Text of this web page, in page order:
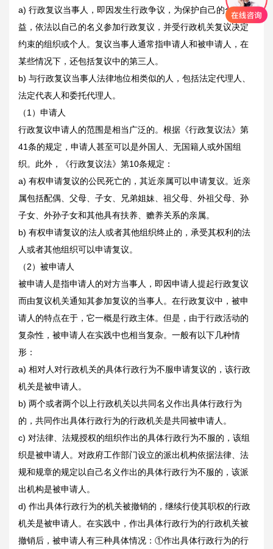
a) 行政复议当事人，即因发生行政争议，为保护自己的合法权
益，依法以自己的名义参加行政复议，并受行政机关复议决定
约束的组织或个人。复议当事人通常指申请人和被申请人，在
某些情况下，还包括复议中的第三人。
b) 与行政复议当事人法律地位相类似的人，包括法定代理人、
法定代表人和委托代理人。
（1）申请人
行政复议申请人的范围是相当广泛的。根据《行政复议法》第
41条的规定，申请人甚至可以是外国人、无国籍人或外国组
织。此外，《行政复议法》第10条规定：
a) 有权申请复议的公民死亡的，其近亲属可以申请复议。近亲
属包括配偶、父母、子女、兄弟姐妹、祖父母、外祖父母、孙
子女、外孙子女和其他具有扶养、赡养关系的亲属。
b) 有权申请复议的法人或者其他组织终止的，承受其权利的法
人或者其他组织可以申请复议。
（2）被申请人
被申请人是指申请人的对方当事人，即因申请人提起行政复议
而由复议机关通知其参加复议的当事人。在行政复议中，被申
请人的特点在于，它一概是行政主体。但是，由于行政活动的
复杂性，被申请人在实践中也相当复杂。一般有以下几种情
形：
a) 相对人对行政机关的具体行政行为不服申请复议的，该行政
机关是被申请人。
b) 两个或者两个以上行政机关以共同名义作出具体行政行为
的，共同作出具体行政行为的行政机关是共同被申请人。
c) 对法律、法规授权的组织作出的具体行政行为不服的，该组
织是被申请人。对政府工作部门设立的派出机构依据法律、法
规和规章的规定以自己名义作出的具体行政行为不服的，该派
出机构是被申请人。
d) 作出具体行政行为的机关被撤销的，继续行使其职权的行政
机关是被申请人。在实践中，作出具体行政行为的行政机关被
撤销后，被申请人有三种具体情况：①作出具体行政行为的行